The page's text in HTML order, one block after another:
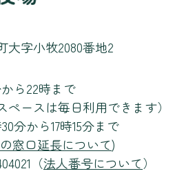
大字小牧2080番地2
ら22時まで
ペースは毎日利用できます）
分から17時15分まで
窓口延長について)
（法人番号について）